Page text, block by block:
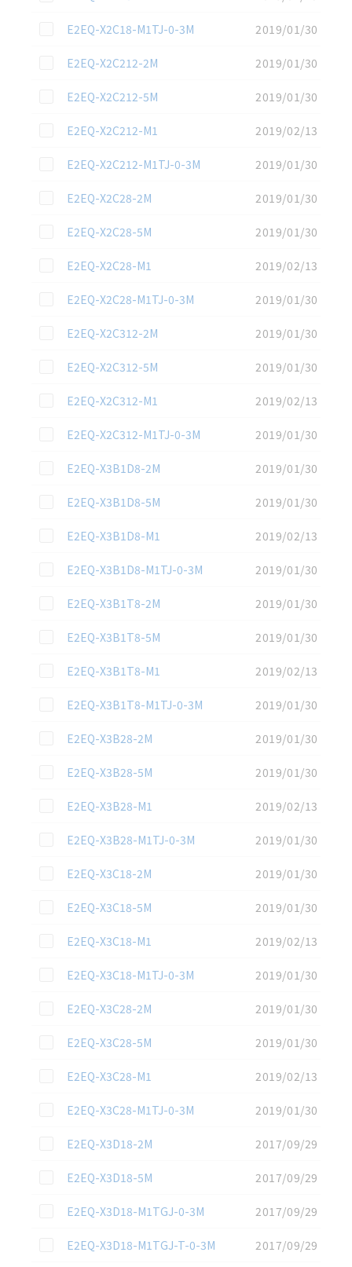
この資料を選択
E2EQ-X2C18-M1TJ-0-3M
2019/01/30
この資料を選択
E2EQ-X2C212-2M
2019/01/30
この資料を選択
E2EQ-X2C212-5M
2019/01/30
この資料を選択
E2EQ-X2C212-M1
2019/02/13
この資料を選択
E2EQ-X2C212-M1TJ-0-3M
2019/01/30
この資料を選択
E2EQ-X2C28-2M
2019/01/30
この資料を選択
E2EQ-X2C28-5M
2019/01/30
この資料を選択
E2EQ-X2C28-M1
2019/02/13
この資料を選択
E2EQ-X2C28-M1TJ-0-3M
2019/01/30
この資料を選択
E2EQ-X2C312-2M
2019/01/30
この資料を選択
E2EQ-X2C312-5M
2019/01/30
この資料を選択
E2EQ-X2C312-M1
2019/02/13
この資料を選択
E2EQ-X2C312-M1TJ-0-3M
2019/01/30
この資料を選択
E2EQ-X3B1D8-2M
2019/01/30
この資料を選択
E2EQ-X3B1D8-5M
2019/01/30
この資料を選択
E2EQ-X3B1D8-M1
2019/02/13
この資料を選択
E2EQ-X3B1D8-M1TJ-0-3M
2019/01/30
この資料を選択
E2EQ-X3B1T8-2M
2019/01/30
この資料を選択
E2EQ-X3B1T8-5M
2019/01/30
この資料を選択
E2EQ-X3B1T8-M1
2019/02/13
この資料を選択
E2EQ-X3B1T8-M1TJ-0-3M
2019/01/30
この資料を選択
E2EQ-X3B28-2M
2019/01/30
この資料を選択
E2EQ-X3B28-5M
2019/01/30
この資料を選択
E2EQ-X3B28-M1
2019/02/13
この資料を選択
E2EQ-X3B28-M1TJ-0-3M
2019/01/30
この資料を選択
E2EQ-X3C18-2M
2019/01/30
この資料を選択
E2EQ-X3C18-5M
2019/01/30
この資料を選択
E2EQ-X3C18-M1
2019/02/13
この資料を選択
E2EQ-X3C18-M1TJ-0-3M
2019/01/30
この資料を選択
E2EQ-X3C28-2M
2019/01/30
この資料を選択
E2EQ-X3C28-5M
2019/01/30
この資料を選択
E2EQ-X3C28-M1
2019/02/13
この資料を選択
E2EQ-X3C28-M1TJ-0-3M
2019/01/30
この資料を選択
E2EQ-X3D18-2M
2017/09/29
この資料を選択
E2EQ-X3D18-5M
2017/09/29
この資料を選択
E2EQ-X3D18-M1TGJ-0-3M
2017/09/29
この資料を選択
E2EQ-X3D18-M1TGJ-T-0-3M
2017/09/29